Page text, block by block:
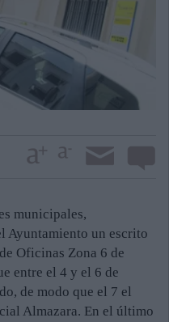
municipales,
Ayuntamiento un escrito
Oficinas Zona 6 de
entre el 4 y el 6 de
de modo que el 7 el
Almazara. En el último